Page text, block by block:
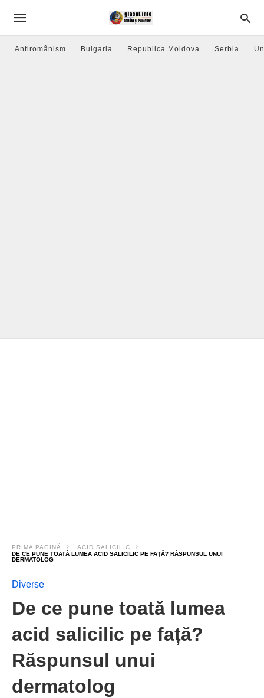
Antiromânism Bulgaria Republica Moldova Serbia
PRIMA PAGINĂ
ACID SALICILIC
DE CE PUNE TOATĂ LUMEA ACID SALICILIC PE FAȚĂ? RĂSPUNSUL UNUI
DERMATOLOG
Diverse
De ce pune toată lumea
acid salicilic pe față?
Răspunsul unui
dermatolog